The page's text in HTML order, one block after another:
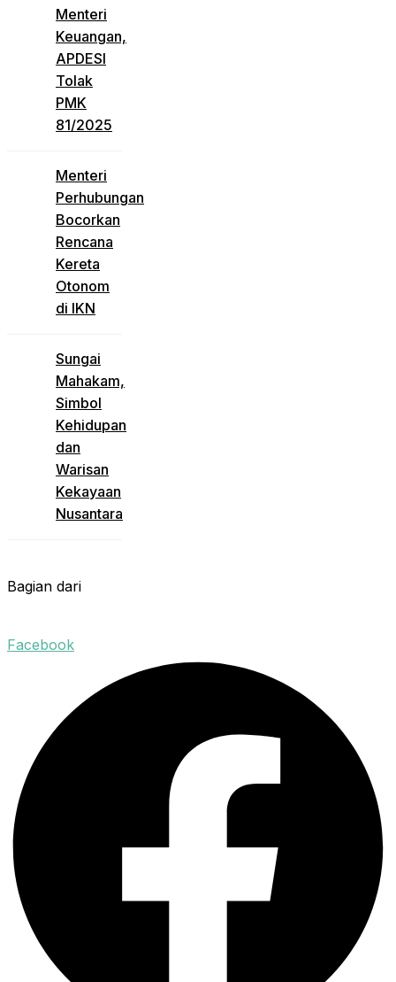
Menteri
Keuangan,
APDESI
Tolak
PMK
81/2025
Menteri
Perhubungan
Bocorkan
Rencana
Kereta
Otonom
di IKN
Sungai
Mahakam,
Simbol
Kehidupan
dan
Warisan
Kekayaan
Nusantara
Bagian dari
Facebook